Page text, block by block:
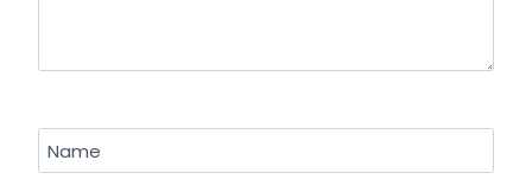
Name